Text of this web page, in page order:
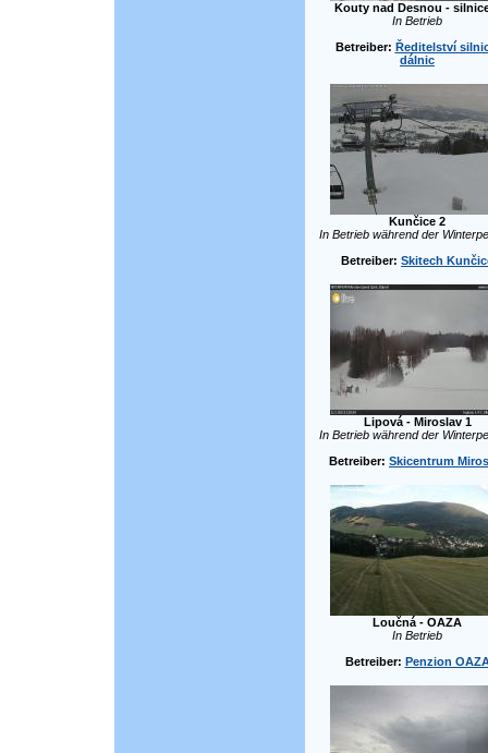
Kouty nad Desnou -
In Betrieb
Betreiber: Ředitelství
dálnic
Kunčice 2
In Betrieb während der
Betreiber: Skitech
Lipová - Miroslav 1
In Betrieb während der
Betreiber: Skicentrum
Loučná - OAZA
In Betrieb
Betreiber: Penzion